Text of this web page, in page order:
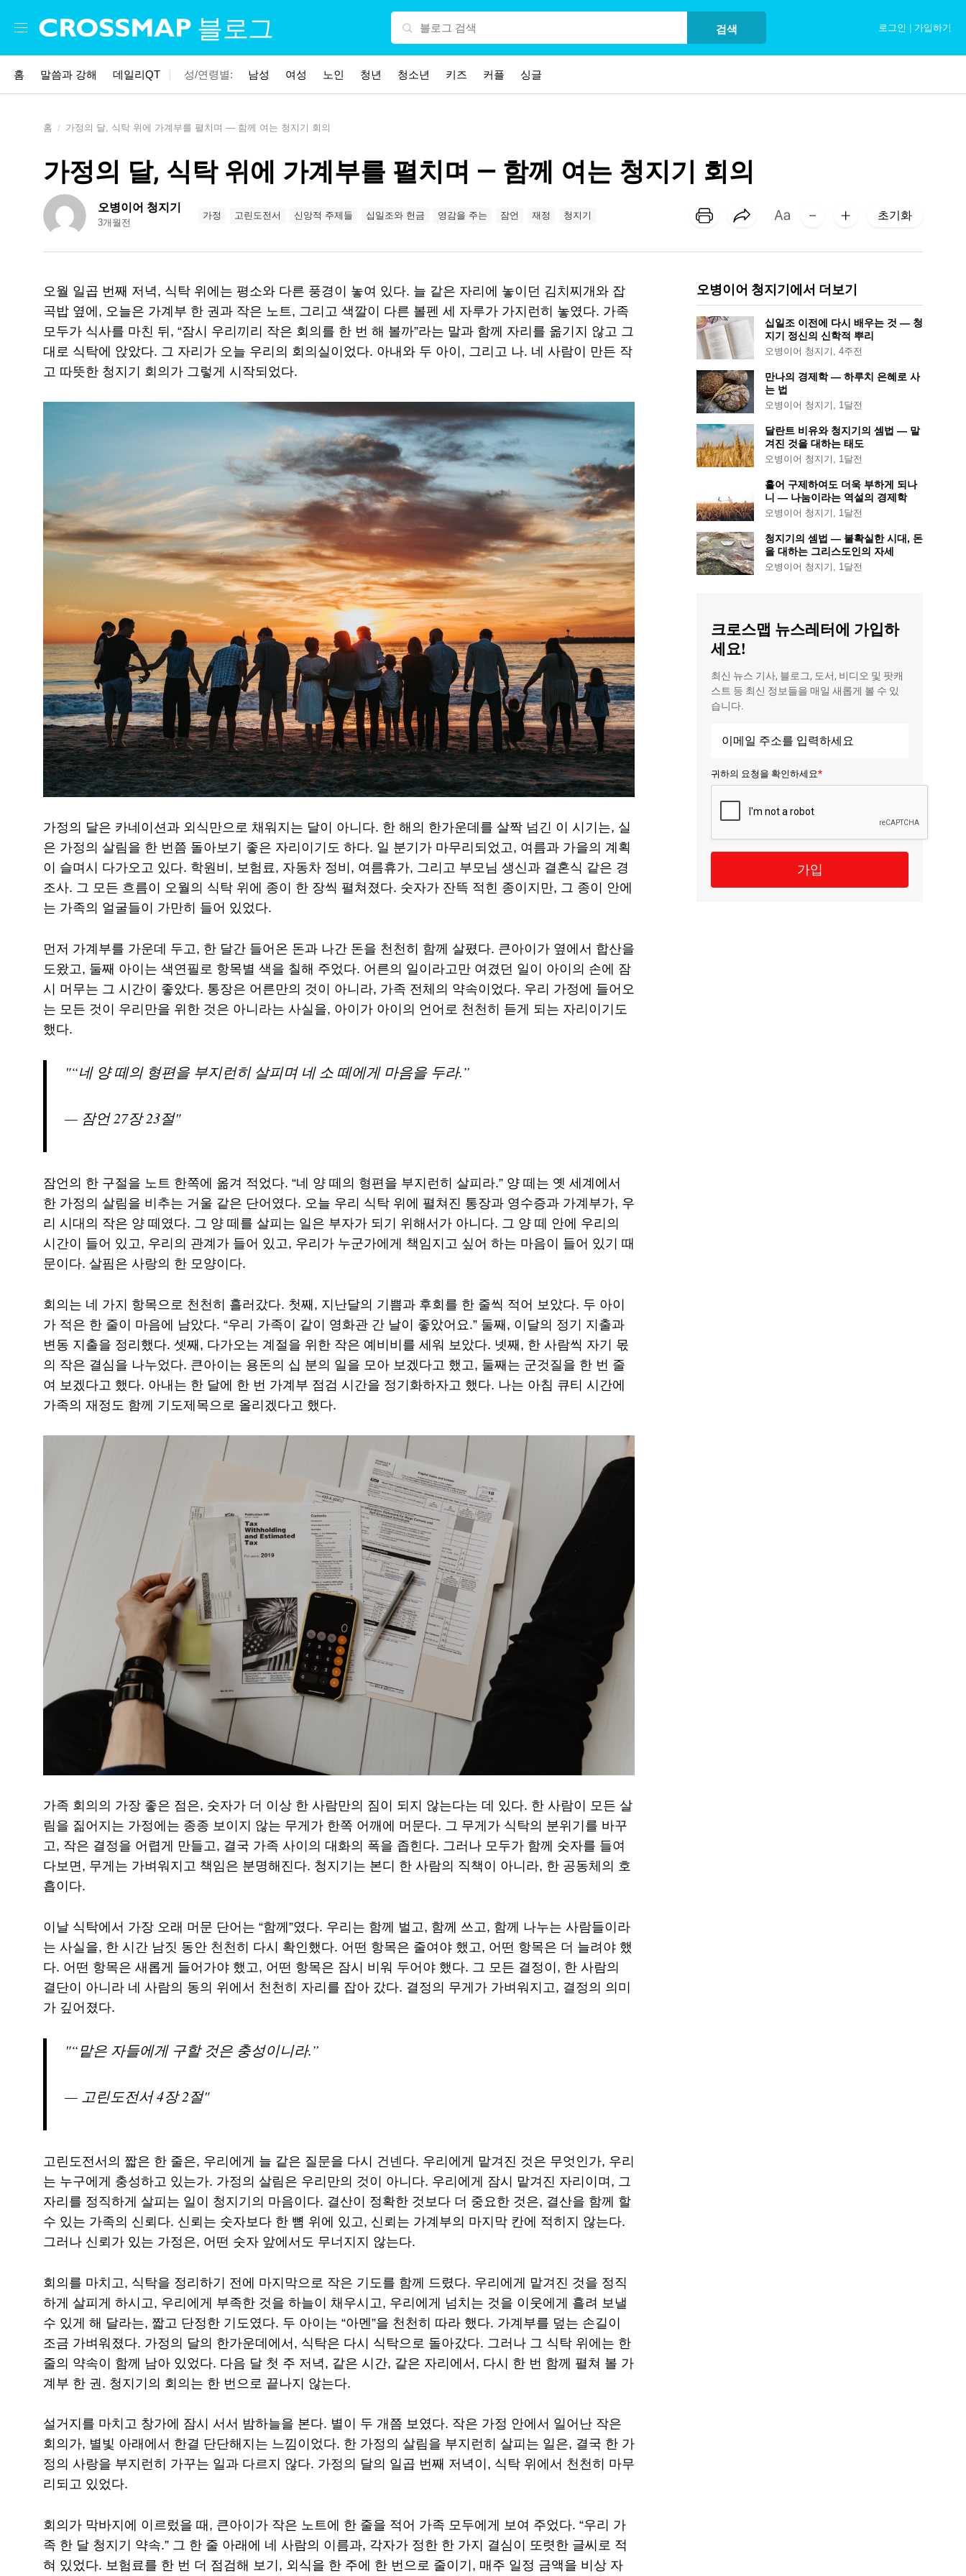
블로그 검색 로그인 | 가입하기
홈 말씀과 강해 데일리QT 성/연령별: 남성 여성 노인 청년 청소년 키즈 커플 싱글
홈 가정의 달, 식탁 위에 가계부를 펼치며 — 함께 여는 청지기 회의
가정의 달, 식탁 위에 가계부를 펼치며 — 함께 여는 청지기 회의
오병이어 청지기
3개월전
가정 고린도전서 신앙적 주제들 십일조와 헌금 영감을 주는 잠언 재정 청지기 초기화
오월 일곱 번째 저녁, 식탁 위에는 평소와 다른 풍경이 놓여 있다. 늘 같은 자리에 놓이던 김치찌개와 잡
곡밥 옆에, 오늘은 가계부 한 권과 작은 노트, 그리고 색깔이 다른 볼펜 세 자루가 가지런히 놓였다. 가족
모두가 식사를 마친 뒤, “잠시 우리끼리 작은 회의를 한 번 해 볼까”라는 말과 함께 자리를 옮기지 않고 그
대로 식탁에 앉았다. 그 자리가 오늘 우리의 회의실이었다. 아내와 두 아이, 그리고 나. 네 사람이 만든 작
고 따뜻한 청지기 회의가 그렇게 시작되었다.
가정의 달은 카네이션과 외식만으로 채워지는 달이 아니다. 한 해의 한가운데를 살짝 넘긴 이 시기는, 실
은 가정의 살림을 한 번쯤 돌아보기 좋은 자리이기도 하다. 일 분기가 마무리되었고, 여름과 가을의 계획
이 슬며시 다가오고 있다. 학원비, 보험료, 자동차 정비, 여름휴가, 그리고 부모님 생신과 결혼식 같은 경
조사. 그 모든 흐름이 오월의 식탁 위에 종이 한 장씩 펼쳐졌다. 숫자가 잔뜩 적힌 종이지만, 그 종이 안에
는 가족의 얼굴들이 가만히 들어 있었다.
먼저 가계부를 가운데 두고, 한 달간 들어온 돈과 나간 돈을 천천히 함께 살폈다. 큰아이가 옆에서 합산을
도왔고, 둘째 아이는 색연필로 항목별 색을 칠해 주었다. 어른의 일이라고만 여겼던 일이 아이의 손에 잠
시 머무는 그 시간이 좋았다. 통장은 어른만의 것이 아니라, 가족 전체의 약속이었다. 우리 가정에 들어오
는 모든 것이 우리만을 위한 것은 아니라는 사실을, 아이가 아이의 언어로 천천히 듣게 되는 자리이기도
했다.
“네 양 떼의 형편을 부지런히 살피며 네 소 떼에게 마음을 두라.”
— 잠언 27장 23절
잠언의 한 구절을 노트 한쪽에 옮겨 적었다. “네 양 떼의 형편을 부지런히 살피라.” 양 떼는 옛 세계에서
한 가정의 살림을 비추는 거울 같은 단어였다. 오늘 우리 식탁 위에 펼쳐진 통장과 영수증과 가계부가, 우
리 시대의 작은 양 떼였다. 그 양 떼를 살피는 일은 부자가 되기 위해서가 아니다. 그 양 떼 안에 우리의
시간이 들어 있고, 우리의 관계가 들어 있고, 우리가 누군가에게 책임지고 싶어 하는 마음이 들어 있기 때
문이다. 살핌은 사랑의 한 모양이다.
회의는 네 가지 항목으로 천천히 흘러갔다. 첫째, 지난달의 기쁨과 후회를 한 줄씩 적어 보았다. 두 아이
가 적은 한 줄이 마음에 남았다. “우리 가족이 같이 영화관 간 날이 좋았어요.” 둘째, 이달의 정기 지출과
변동 지출을 정리했다. 셋째, 다가오는 계절을 위한 작은 예비비를 세워 보았다. 넷째, 한 사람씩 자기 몫
의 작은 결심을 나누었다. 큰아이는 용돈의 십 분의 일을 모아 보겠다고 했고, 둘째는 군것질을 한 번 줄
여 보겠다고 했다. 아내는 한 달에 한 번 가계부 점검 시간을 정기화하자고 했다. 나는 아침 큐티 시간에
가족의 재정도 함께 기도제목으로 올리겠다고 했다.
가족 회의의 가장 좋은 점은, 숫자가 더 이상 한 사람만의 짐이 되지 않는다는 데 있다. 한 사람이 모든 살
림을 짊어지는 가정에는 종종 보이지 않는 무게가 한쪽 어깨에 머문다. 그 무게가 식탁의 분위기를 바꾸
고, 작은 결정을 어렵게 만들고, 결국 가족 사이의 대화의 폭을 좁힌다. 그러나 모두가 함께 숫자를 들여
다보면, 무게는 가벼워지고 책임은 분명해진다. 청지기는 본디 한 사람의 직책이 아니라, 한 공동체의 호
흡이다.
이날 식탁에서 가장 오래 머문 단어는 “함께”였다. 우리는 함께 벌고, 함께 쓰고, 함께 나누는 사람들이라
는 사실을, 한 시간 남짓 동안 천천히 다시 확인했다. 어떤 항목은 줄여야 했고, 어떤 항목은 더 늘려야 했
다. 어떤 항목은 새롭게 들어가야 했고, 어떤 항목은 잠시 비워 두어야 했다. 그 모든 결정이, 한 사람의
결단이 아니라 네 사람의 동의 위에서 천천히 자리를 잡아 갔다. 결정의 무게가 가벼워지고, 결정의 의미
가 깊어졌다.
“맡은 자들에게 구할 것은 충성이니라.”
— 고린도전서 4장 2절
고린도전서의 짧은 한 줄은, 우리에게 늘 같은 질문을 다시 건넨다. 우리에게 맡겨진 것은 무엇인가, 우리
는 누구에게 충성하고 있는가. 가정의 살림은 우리만의 것이 아니다. 우리에게 잠시 맡겨진 자리이며, 그
자리를 정직하게 살피는 일이 청지기의 마음이다. 결산이 정확한 것보다 더 중요한 것은, 결산을 함께 할
수 있는 가족의 신뢰다. 신뢰는 숫자보다 한 뼘 위에 있고, 신뢰는 가계부의 마지막 칸에 적히지 않는다.
그러나 신뢰가 있는 가정은, 어떤 숫자 앞에서도 무너지지 않는다.
회의를 마치고, 식탁을 정리하기 전에 마지막으로 작은 기도를 함께 드렸다. 우리에게 맡겨진 것을 정직
하게 살피게 하시고, 우리에게 부족한 것을 하늘이 채우시고, 우리에게 넘치는 것을 이웃에게 흘려 보낼
수 있게 해 달라는, 짧고 단정한 기도였다. 두 아이는 “아멘”을 천천히 따라 했다. 가계부를 덮는 손길이
조금 가벼워졌다. 가정의 달의 한가운데에서, 식탁은 다시 식탁으로 돌아갔다. 그러나 그 식탁 위에는 한
줄의 약속이 함께 남아 있었다. 다음 달 첫 주 저녁, 같은 시간, 같은 자리에서, 다시 한 번 함께 펼쳐 볼 가
계부 한 권. 청지기의 회의는 한 번으로 끝나지 않는다.
설거지를 마치고 창가에 잠시 서서 밤하늘을 본다. 별이 두 개쯤 보였다. 작은 가정 안에서 일어난 작은
회의가, 별빛 아래에서 한결 단단해지는 느낌이었다. 한 가정의 살림을 부지런히 살피는 일은, 결국 한 가
정의 사랑을 부지런히 가꾸는 일과 다르지 않다. 가정의 달의 일곱 번째 저녁이, 식탁 위에서 천천히 마무
리되고 있었다.
회의가 막바지에 이르렀을 때, 큰아이가 작은 노트에 한 줄을 적어 가족 모두에게 보여 주었다. “우리 가
족 한 달 청지기 약속.” 그 한 줄 아래에 네 사람의 이름과, 각자가 정한 한 가지 결심이 또렷한 글씨로 적
혀 있었다. 보험료를 한 번 더 점검해 보기, 외식을 한 주에 한 번으로 줄이기, 매주 일정 금액을 비상 자
오병이어 청지기에서 더보기
십일조 이전에 다시 배우는 것 — 청
지기 정신의 신학적 뿌리
오병이어 청지기 4주전
만나의 경제학 — 하루치 은혜로 사
는 법
오병이어 청지기 1달전
달란트 비유와 청지기의 셈법 — 맡
겨진 것을 대하는 태도
오병이어 청지기 1달전
흩어 구제하여도 더욱 부하게 되나
니 — 나눔이라는 역설의 경제학
오병이어 청지기 1달전
청지기의 셈법 — 불확실한 시대, 돈
을 대하는 그리스도인의 자세
오병이어 청지기 1달전
크로스맵 뉴스레터에 가입하
세요!
최신 뉴스 기사, 블로그, 도서, 비디오 및 팟캐
스트 등 최신 정보들을 매일 새롭게 볼 수 있
습니다.
귀하의 요청을 확인하세요*
가입